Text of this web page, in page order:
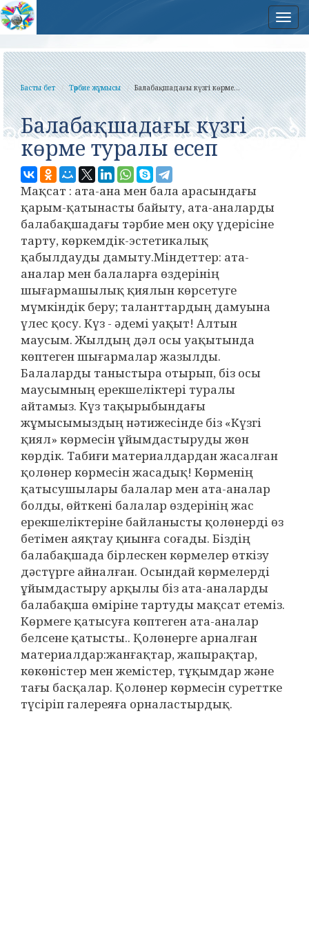
Басты бет Тәрбие жұмысы Балабақшадағы күзгі көрме...
Балабақшадағы күзгі
көрме туралы есеп
Мақсат : ата-ана мен бала арасындағы
қарым-қатынасты байыту, ата-аналарды
балабақшадағы тәрбие мен оқу үдерісіне
тарту, көркемдік-эстетикалық
қабылдауды дамыту.Міндеттер: ата-
аналар мен балаларға өздерінің
шығармашылық қиялын көрсетуге
мүмкіндік беру; таланттардың дамуына
үлес қосу. Күз - әдемі уақыт! Алтын
маусым. Жылдың дәл осы уақытында
көптеген шығармалар жазылды.
Балаларды таныстыра отырып, біз осы
маусымның ерекшеліктері туралы
айтамыз. Күз тақырыбындағы
жұмысымыздың нәтижесінде біз «Күзгі
қиял» көрмесін ұйымдастыруды жөн
көрдік. Табиғи материалдардан жасалған
қолөнер көрмесін жасадық! Көрменің
қатысушылары балалар мен ата-аналар
болды, өйткені балалар өздерінің жас
ерекшеліктеріне байланысты қолөнерді өз
бетімен аяқтау қиынға соғады. Біздің
балабақшада бірлескен көрмелер өткізу
дәстүрге айналған. Осындай көрмелерді
ұйымдастыру арқылы біз ата-аналарды
балабақша өміріне тартуды мақсат етеміз.
Көрмеге қатысуға көптеген ата-аналар
белсене қатысты.. Қолөнерге арналған
материалдар:жанғақтар, жапырақтар,
көкөністер мен жемістер, тұқымдар және
тағы басқалар. Қолөнер көрмесін суреттке
түсіріп галереяға орналастырдық.